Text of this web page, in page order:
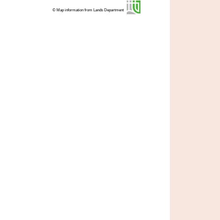
© Map information from Lands Department